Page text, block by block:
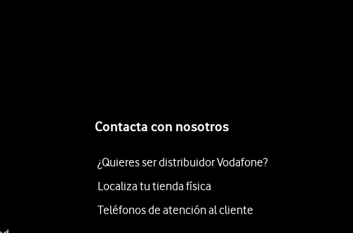
Contacta con nosotros
¿Quieres ser distribuidor Vodafone?
Localiza tu tienda física
Teléfonos de atención al cliente